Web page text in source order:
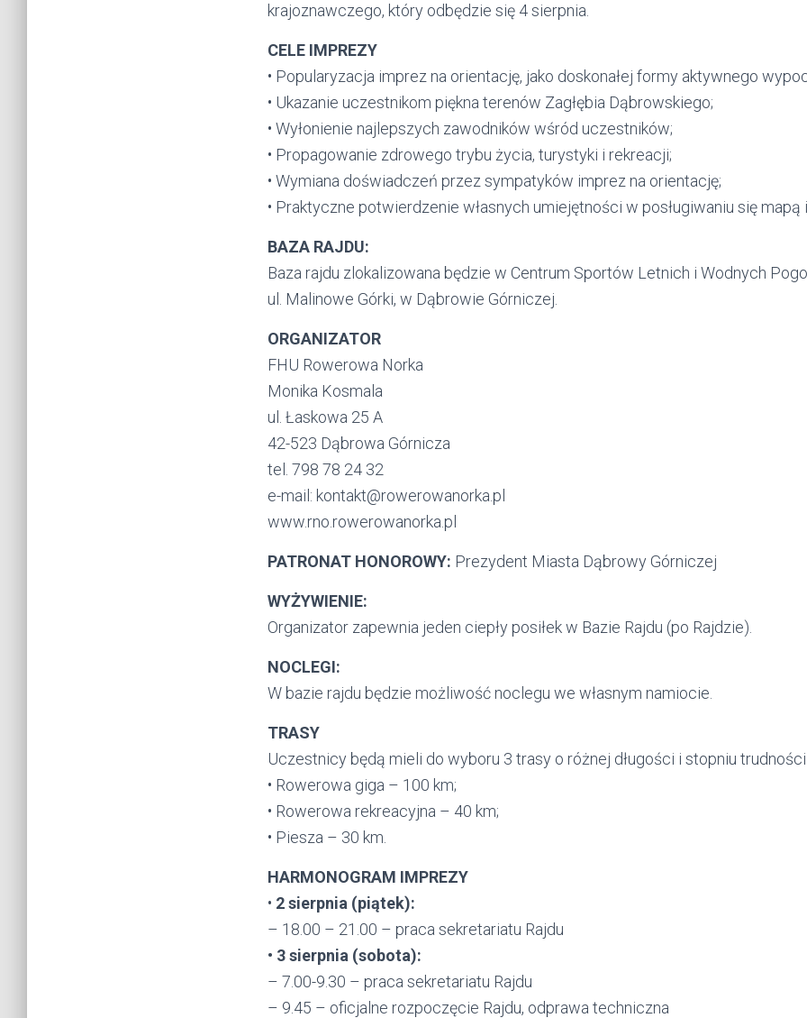
krajoznawczego, który odbędzie się 4 sierpnia.
CELE IMPREZY
• Popularyzacja imprez na orientację, jako doskonałej formy aktywnego
• Ukazanie uczestnikom piękna terenów Zagłębia Dąbrowskiego;
• Wyłonienie najlepszych zawodników wśród uczestników;
• Propagowanie zdrowego trybu życia, turystyki i rekreacji;
• Wymiana doświadczeń przez sympatyków imprez na orientację;
• Praktyczne potwierdzenie własnych umiejętności w posługiwaniu się mapą
BAZA RAJDU:
Baza rajdu zlokalizowana będzie w Centrum Sportów Letnich i Wodnych
ul. Malinowe Górki, w Dąbrowie Górniczej.
ORGANIZATOR
FHU Rowerowa Norka
Monika Kosmala
ul. Łaskowa 25 A
42-523 Dąbrowa Górnicza
tel. 798 78 24 32
e-mail: kontakt@rowerowanorka.pl
www.rno.rowerowanorka.pl
PATRONAT HONOROWY: Prezydent Miasta Dąbrowy Górniczej
WYŻYWIENIE:
Organizator zapewnia jeden ciepły posiłek w Bazie Rajdu (po Rajdzie).
NOCLEGI:
W bazie rajdu będzie możliwość noclegu we własnym namiocie.
TRASY
Uczestnicy będą mieli do wyboru 3 trasy o różnej długości i stopniu
• Rowerowa giga – 100 km;
• Rowerowa rekreacyjna – 40 km;
• Piesza – 30 km.
HARMONOGRAM IMPREZY
• 2 sierpnia (piątek):
– 18.00 – 21.00 – praca sekretariatu Rajdu
• 3 sierpnia (sobota):
– 7.00-9.30 – praca sekretariatu Rajdu
– 9.45 – oficjalne rozpoczęcie Rajdu, odprawa techniczna